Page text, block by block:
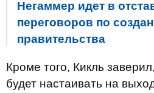
Негаммер идет в
переговоров по
правительства
Кроме того, Кикль
будет настаивать на